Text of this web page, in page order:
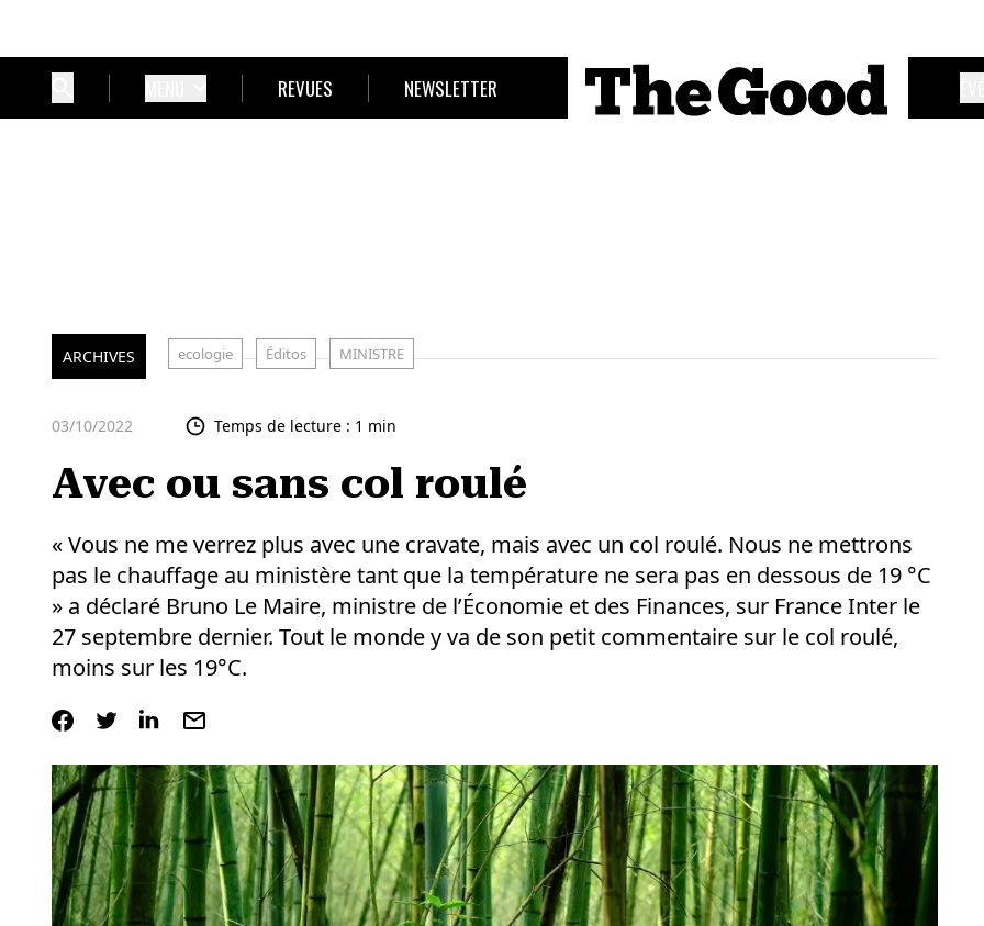
REVUES NEWSLETTER
ARCHIVES ecologie Éditos MINISTRE
03/10/2022 Temps de lecture : 1 min
Avec ou sans col roulé
« Vous ne me verrez plus avec une cravate, mais avec un col roulé. Nous ne mettrons
pas le chauffage au ministère tant que la température ne sera pas en dessous de 19 °C
» a déclaré Bruno Le Maire, ministre de l’Économie et des Finances, sur France Inter le
27 septembre dernier. Tout le monde y va de son petit commentaire sur le col roulé,
moins sur les 19°C.